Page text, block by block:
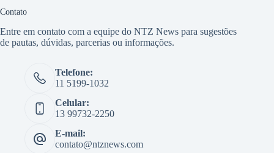
Contato
Entre em contato com a equipe do NTZ News para sugestões
de pautas, dúvidas, parcerias ou informações.
Telefone:
11 5199-1032
Celular:
13 99732-2250
E-mail:
contato@ntznews.com